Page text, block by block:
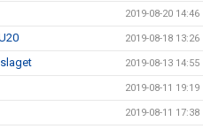
2019-08-20 14:46
2019-08-18 13:26
2019-08-13 14:55
2019-08-11 19:19
2019-08-11 17:38